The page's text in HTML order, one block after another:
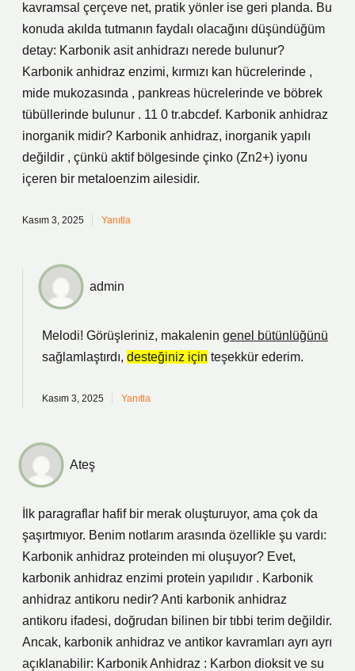
kavramsal çerçeve net, pratik yönler ise geri planda. Bu
konuda akılda tutmanın faydalı olacağını düşündüğüm
detay: Karbonik asit anhidrazı nerede bulunur?
Karbonik anhidraz enzimi, kırmızı kan hücrelerinde ,
mide mukozasında , pankreas hücrelerinde ve böbrek
tübüllerinde bulunur . 11 0 tr.abcdef. Karbonik anhidraz
inorganik midir? Karbonik anhidraz, inorganik yapılı
değildir , çünkü aktif bölgesinde çinko (Zn2+) iyonu
içeren bir metaloenzim ailesidir.
Kasım 3, 2025 Yanıtla
admin
Melodi! Görüşleriniz, makalenin genel bütünlüğünü
sağlamlaştırdı, desteğiniz için teşekkür ederim.
Kasım 3, 2025 Yanıtla
Ateş
İlk paragraflar hafif bir merak oluşturuyor, ama çok da
şaşırtmıyor. Benim notlarım arasında özellikle şu vardı:
Karbonik anhidraz proteinden mi oluşuyor? Evet,
karbonik anhidraz enzimi protein yapılıdır . Karbonik
anhidraz antikoru nedir? Anti karbonik anhidraz
antikoru ifadesi, doğrudan bilinen bir tıbbi terim değildir.
Ancak, karbonik anhidraz ve antikor kavramları ayrı ayrı
açıklanabilir: Karbonik Anhidraz : Karbon dioksit ve su